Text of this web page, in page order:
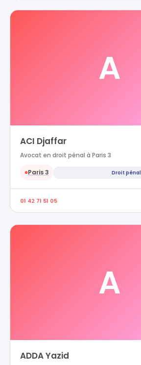
A
ACI Djaffar
Avocat en droit pénal à Paris 3
●Paris 3 Droit pénal
01 42 71 51 05
A
ADDA Yazid